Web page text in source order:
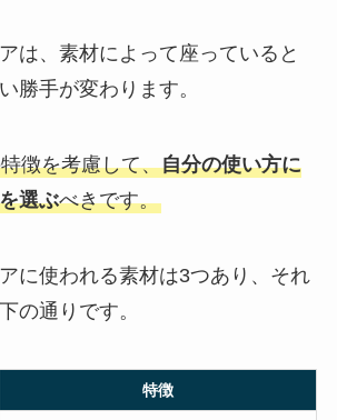
は、素材によって座っていると
勝手が変わります。
徴を考慮して、自分の使い方に
選ぶべきです。
に使われる素材は3つあり、それ
の通りです。
特徴